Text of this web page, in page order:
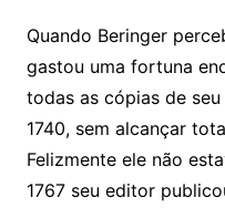
Quando Beringer
gastou uma fortuna
todas as cópias de
1740, sem alcançar
Felizmente ele não
1767 seu editor